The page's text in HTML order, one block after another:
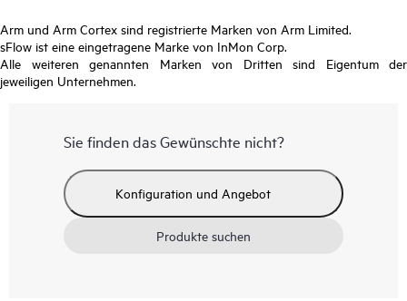
Arm und Arm Cortex sind registrierte Marken von Arm Limited.
sFlow ist eine eingetragene Marke von InMon Corp.
Alle weiteren genannten Marken von Dritten sind Eigentum der
jeweiligen Unternehmen.
Sie finden das Gewünschte nicht?
Konfiguration und Angebot
Produkte suchen